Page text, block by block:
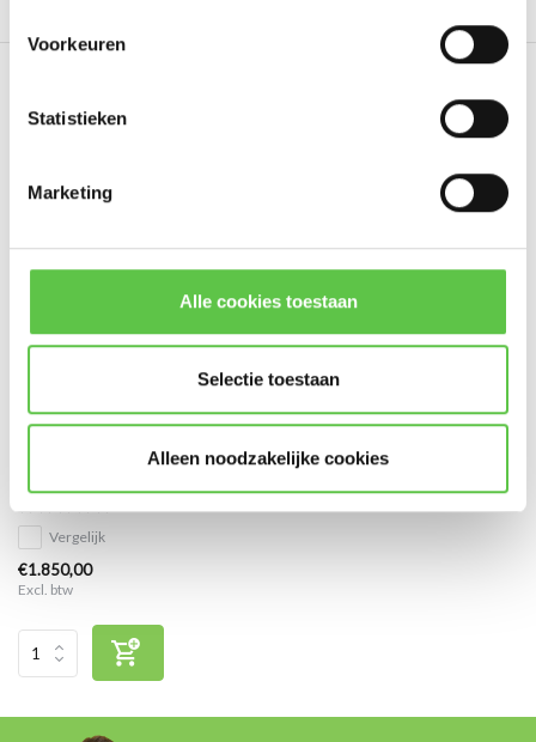
Voorkeuren
Statistieken
Marketing
Alle cookies toestaan
Selectie toestaan
Alleen noodzakelijke cookies
Cisco Meraki MX64 Enterprise
Vergelijk
€1.850,00
Excl. btw
Abonneer
* Lees hier de wettelijke beperkingen